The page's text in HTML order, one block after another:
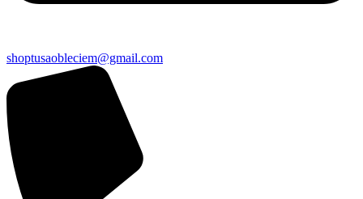
shoptusaobleciem@gmail.com